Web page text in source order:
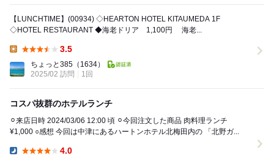
【LUNCHTIME】(00934) ◇HEARTON HOTEL KITAUMEDA 1F
◇HOTEL RESTAURANT ◆海老ドリア 1,100円 海老...
3.5
ちょっと385 （1634）
2025/02 訪問
1回
コスパ抜群のホテルランチ
⚪︎来店日時 2024/03/06 12:00 頃 ⚪︎今回注文した商品 肉料理ランチ
¥1,000 ○感想 今回は中津にあるハートンホテル北梅田内の 「北野ガ...
4.0